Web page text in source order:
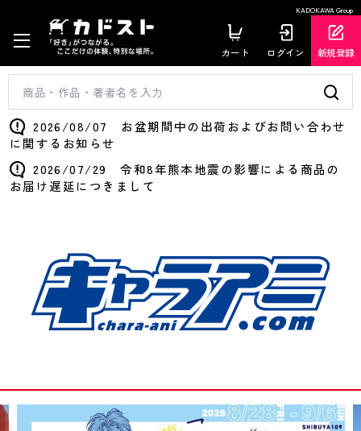
KADOKAWA Group
カート ログイン 新規登録
2026/08/07 お盆期間中の出荷およびお問い合わせ
に関するお知らせ
2026/07/29 令和8年熊本地震の影響による商品の
お届け遅延につきまして